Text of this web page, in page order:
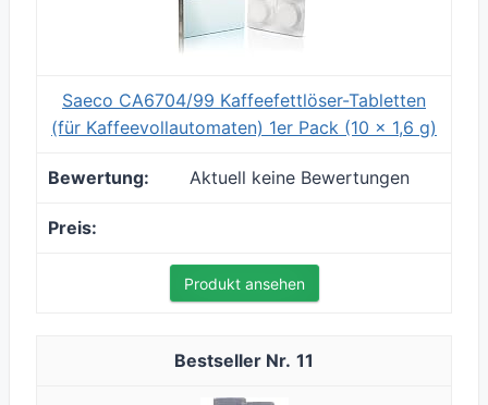
Saeco CA6704/99 Kaffeefettlöser-Tabletten
(für Kaffeevollautomaten) 1er Pack (10 x 1,6 g)
Aktuell keine Bewertungen
Produkt ansehen
11